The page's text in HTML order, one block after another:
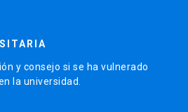
y consejo si se ha vulnerado
la universidad.